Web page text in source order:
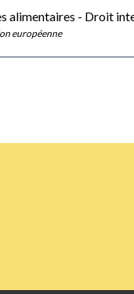
alimentaires - Droit
européenne